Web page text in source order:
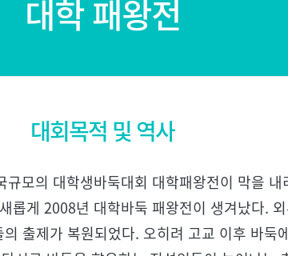
대학 패왕전
대회목적 및 역사
모의 대학생바둑대회 대학패왕전이 막을
롭게 2008년 대학바둑 패왕전이 생겨났다.
출제가 복원되었다. 오히려 고교 이후 바둑